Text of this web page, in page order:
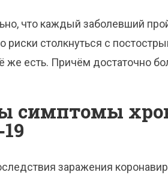
что каждый заболевший
риски столкнуться с
же есть. Причём достаточно
симптомы
заражения